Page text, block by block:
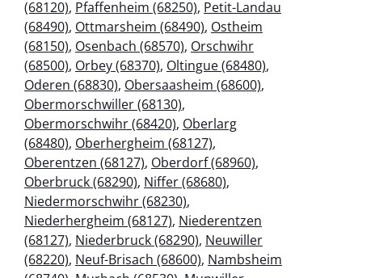
(68120), Pfaffenheim (68250), Petit-Landau
(68490), Ottmarsheim (68490), Ostheim
(68150), Osenbach (68570), Orschwihr
(68500), Orbey (68370), Oltingue (68480),
Oderen (68830), Obersaasheim (68600),
Obermorschwiller (68130),
Obermorschwihr (68420), Oberlarg
(68480), Oberhergheim (68127),
Oberentzen (68127), Oberdorf (68960),
Oberbruck (68290), Niffer (68680),
Niedermorschwihr (68230),
Niederhergheim (68127), Niederentzen
(68127), Niederbruck (68290), Neuwiller
(68220), Neuf-Brisach (68600), Nambsheim